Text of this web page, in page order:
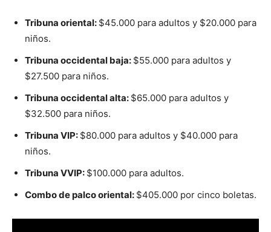
Tribuna oriental: $45.000 para adultos y $20.000 para
niños.
Tribuna occidental baja: $55.000 para adultos y
$27.500 para niños.
Tribuna occidental alta: $65.000 para adultos y
$32.500 para niños.
Tribuna VIP: $80.000 para adultos y $40.000 para
niños.
Tribuna VVIP: $100.000 para adultos.
Combo de palco oriental: $405.000 por cinco boletas.